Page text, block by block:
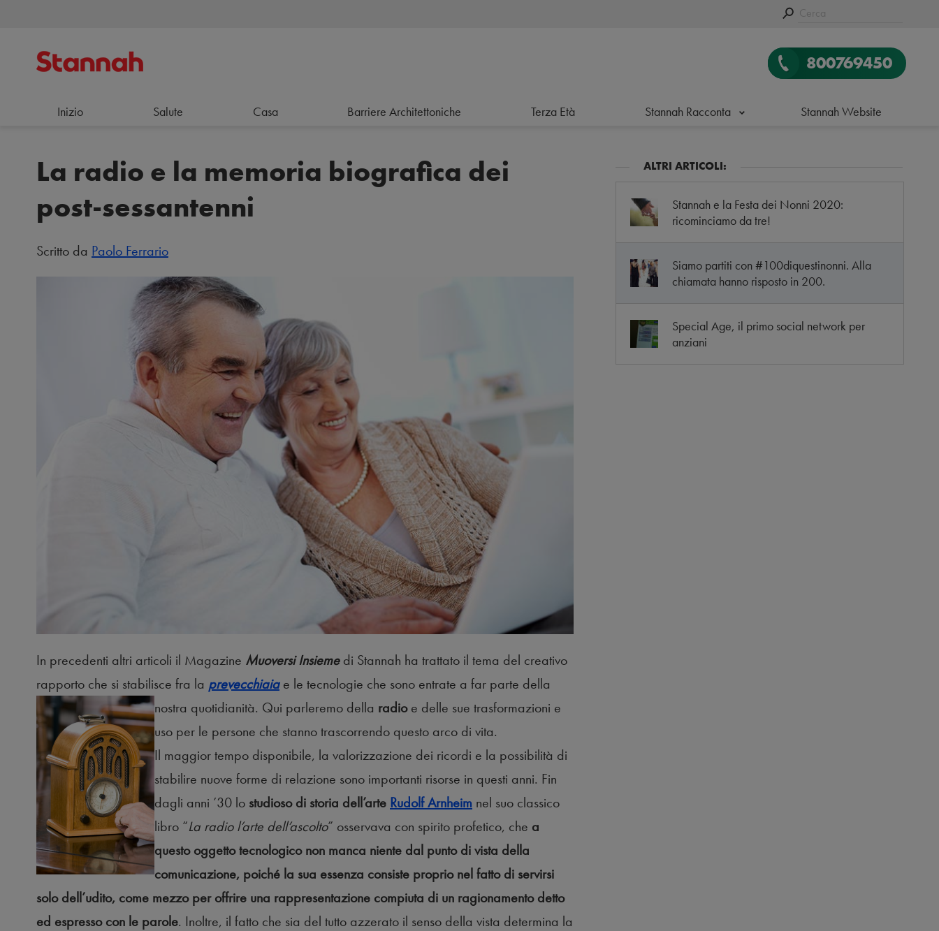
800769450
Inizio Salute Casa Barriere Architettoniche Terza Età Stannah Racconta Stannah Website
La radio e la memoria biografica dei
post-sessantenni
Scritto da Paolo Ferrario
In precedenti altri articoli il Magazine Muoversi Insiemedi Stannah ha trattato il tema del creativo
rapporto che si stabilisce fra la prevecchiaiae le tecnologie che sono entrate a far parte della
nostra quotidianità. Qui parleremo della radioe delle sue trasformazioni e
uso per le persone che stanno trascorrendo questo arco di vita.
Il maggior tempo disponibile, la valorizzazione dei ricordi e la possibilità di
stabilire nuove forme di relazione sono importanti risorse in questi anni. Fin
dagli anni ’30 lo studioso di storia dell’arte Rudolf Arnheim nel suo classico
libro “La radio l’arte dell’ascolto” osservava con spirito profetico, che a
questo oggetto tecnologico non manca niente dal punto di vista della
comunicazione, poiché la sua essenza consiste proprio nel fatto di servirsi
solo dell’udito, come mezzo per offrire una rappresentazione compiuta di un ragionamento detto
ed espresso con le parole. Inoltre, il fatto che sia del tutto azzerato il senso della vista determina la
ALTRI ARTICOLI:
Stannah e la Festa dei Nonni 2020:
ricominciamo da tre!
Siamo partiti con #100diquestinonni. Alla
chiamata hanno risposto in 200.
Special Age, il primo social network per
anziani